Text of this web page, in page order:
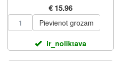
€ 15.96
Pievienot grozam
ir_noliktava